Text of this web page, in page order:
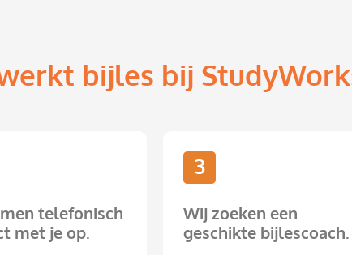
bijles bij
telefonisch
met je op.
3
Wij zoeken een
geschikte bijlescoach.